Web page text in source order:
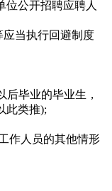
位公开招聘应聘人
当执行回避制度
后毕业的毕业生，
此类推);
作人员的其他情形